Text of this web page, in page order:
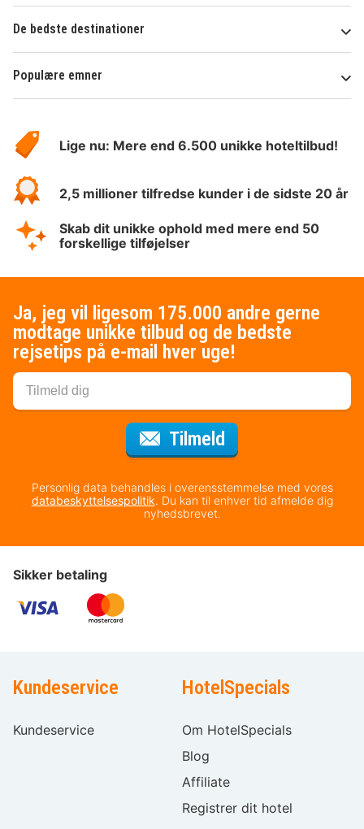
De bedste destinationer
Populære emner
HotelSpecials
Lige nu: Mere end 6.500 unikke hoteltilbud!
2,5 millioner tilfredse kunder i de sidste 20 år
Skab dit unikke ophold med mere end 50
forskellige tilføjelser
Ja, jeg vil ligesom 175.000 andre gerne
modtage unikke tilbud og de bedste
rejsetips på e-mail hver uge!
Tilmeld
Personlig data behandles i overensstemmelse med vores
databeskyttelsespolitik. Du kan til enhver tid afmelde dig
nyhedsbrevet.
Sikker betaling
Kundeservice
Kundeservice
HotelSpecials
Om HotelSpecials
Blog
Affiliate
Registrer dit hotel